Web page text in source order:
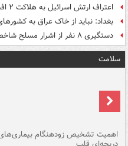
اعتراف ارتش اسرائیل به هلاکت ۲ افسر در تله انفجاری حزب‌الله
بغداد: نباید از خاک عراق به
دستگیری ۸ نفر از اشرار مسلح شاخص و مرتبطین گروهک های تروریستی
سلامت
اهمیت تشخیص زودهنگام